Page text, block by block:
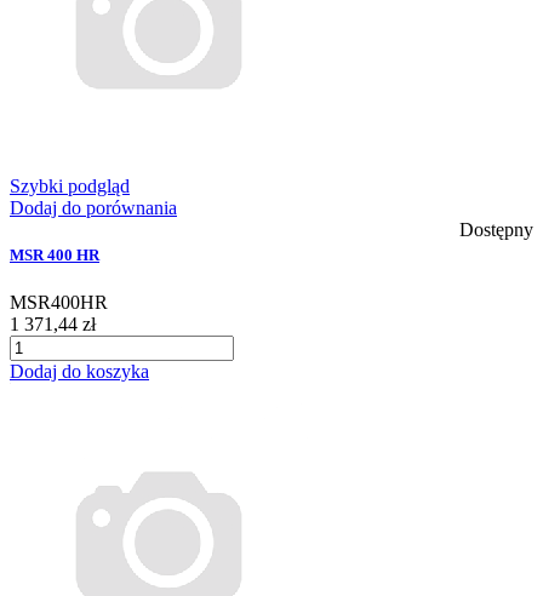
Szybki podgląd
Dodaj do porównania
Dostępny
MSR 400 HR
MSR400HR
1 371,44 zł
Dodaj do koszyka